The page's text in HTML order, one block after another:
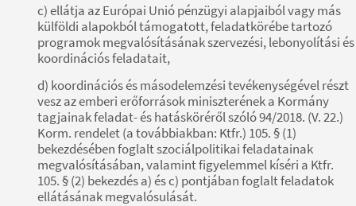
c) ellátja az Európai Unió pénzügyi alapjaiból vagy más
külföldi alapokból támogatott, feladatkörébe tartozó
programok megvalósításának szervezési, lebonyolítási és
koordinációs feladatait,
d) koordinációs és másodelemzési tevékenységével részt
vesz az emberi erőforrások miniszterének a Kormány
tagjainak feladat- és hatásköréről szóló 94/2018. (V. 22.)
Korm. rendelet (a továbbiakban: Ktfr.) 105. § (1)
bekezdésében foglalt szociálpolitikai feladatainak
megvalósításában, valamint figyelemmel kíséri a Ktfr.
105. § (2) bekezdés a) és c) pontjában foglalt feladatok
ellátásának megvalósulását.